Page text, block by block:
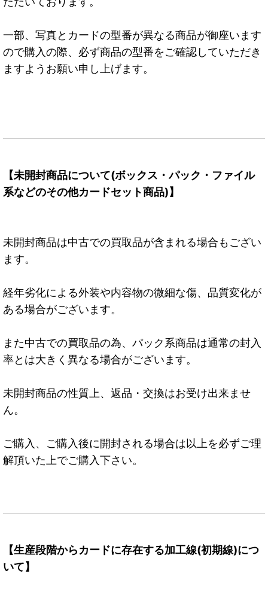
一部、写真とカードの型番が異なる商品が御座います
ので購入の際、必ず商品の型番をご確認していただき
ますようお願い申し上げます。
【未開封商品について(ボックス・パック・ファイル
系などのその他カードセット商品)】
未開封商品は中古での買取品が含まれる場合もござい
ます。
経年劣化による外装や内容物の微細な傷、品質変化が
ある場合がございます。
また中古での買取品の為、パック系商品は通常の封入
率とは大きく異なる場合がございます。
未開封商品の性質上、返品・交換はお受け出来ませ
ん。
ご購入、ご購入後に開封される場合は以上を必ずご理
解頂いた上でご購入下さい。
【生産段階からカードに存在する加工線(初期線)につ
いて】